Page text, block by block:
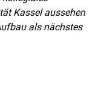
Kassel aussehen
als nächstes